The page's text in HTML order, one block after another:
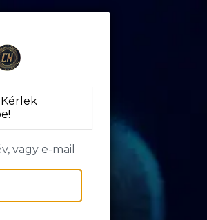
vagy e-mail